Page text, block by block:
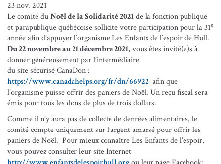
23 nov. 2021
Le comité duNoël de la Solidarité 2021de la fonction publique
et parapublique québécoise sollicite votre participation pour la 31e
année afin d’appuyer l’organisme Les Enfants de l’espoir de Hull.
Du 22 novembre au 21 décembre 2021, vous êtes invité(e)s à
donner généreusement par l’intermédiaire
du site sécurisé CanaDon :
https://www.canadahelps.org/fr/dn/66922 afin que
l’organisme puisse offrir des paniers de Noël. Un reçu fiscal sera
émis pour tous les dons de plus de trois dollars.
Comme il n’y aura pas de collecte de denrées alimentaires, le
comité compte uniquement sur l’argent amassé pour offrir les
paniers de Noël. Pour mieux connaître Les Enfants de l’espoir,
vous pouvez consulter leur site Internet